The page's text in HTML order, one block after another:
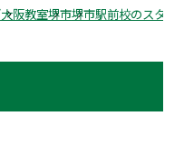
大阪教室堺市堺市駅前校のスタッ